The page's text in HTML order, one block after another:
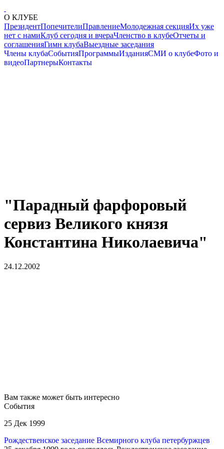
О КЛУБЕ
ПрезидентПопечителиПравлениеМолодежная секцияИх уже
нет с намиКлуб сегодня и вчераЧленство в клубеОтчеты и
соглашенияГимн клубаВыездные заседания
Члены клубаСобытияПрограммыИзданияСМИ о клубеФото и
видеоПартнерыКонтакты
"Парадный фарфоровый
сервиз Великого князя
Константина Николаевича"
24.12.2002
Вам также может быть интересно
События
25 Дек 1999
Рождественское заседание Всемирного клуба петербуржцев